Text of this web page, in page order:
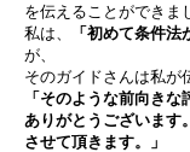
を伝えることができま
私は、
「初めて条件
が、
そのガイドさんは私が
「そのような前向きな
ありがとうございます
させて頂きます。」